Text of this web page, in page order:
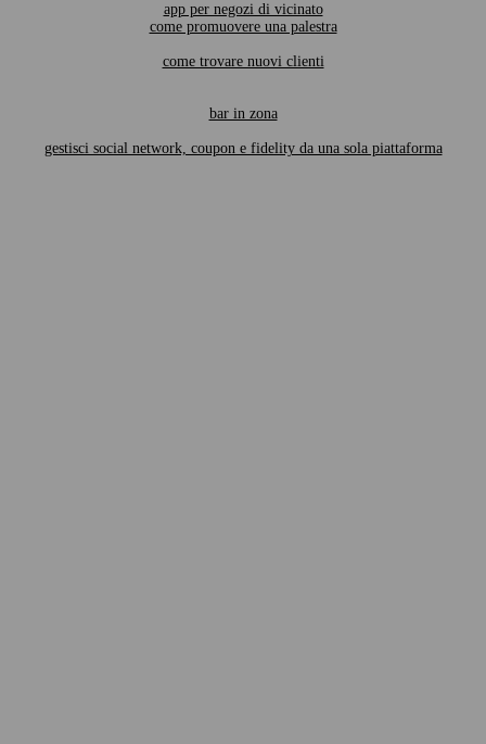
app per negozi di vicinato
come promuovere una palestra
come trovare nuovi clienti
bar in zona
gestisci social network, coupon e fidelity da una sola piattaforma